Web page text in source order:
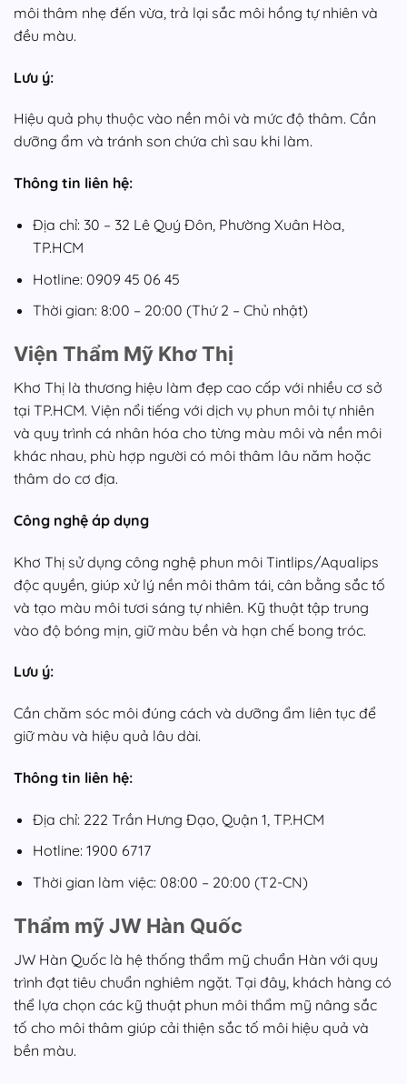
môi thâm nhẹ đến vừa, trả lại sắc môi hồng tự nhiên và
đều màu.
Lưu ý:
Hiệu quả phụ thuộc vào nền môi và mức độ thâm. Cần
dưỡng ẩm và tránh son chứa chì sau khi làm.
Thông tin liên hệ:
Địa chỉ: 30 – 32 Lê Quý Đôn, Phường Xuân Hòa,
TP.HCM
Hotline: 0909 45 06 45
Thời gian: 8:00 – 20:00 (Thứ 2 – Chủ nhật)
Viện Thẩm Mỹ Khơ Thị
Khơ Thị là thương hiệu làm đẹp cao cấp với nhiều cơ sở
tại TP.HCM. Viện nổi tiếng với dịch vụ phun môi tự nhiên
và quy trình cá nhân hóa cho từng màu môi và nền môi
khác nhau, phù hợp người có môi thâm lâu năm hoặc
thâm do cơ địa.
Công nghệ áp dụng
Khơ Thị sử dụng công nghệ phun môi Tintlips/Aqualips
độc quyền, giúp xử lý nền môi thâm tái, cân bằng sắc tố
và tạo màu môi tươi sáng tự nhiên. Kỹ thuật tập trung
vào độ bóng mịn, giữ màu bền và hạn chế bong tróc.
Lưu ý:
Cần chăm sóc môi đúng cách và dưỡng ẩm liên tục để
giữ màu và hiệu quả lâu dài.
Thông tin liên hệ:
Địa chỉ: 222 Trần Hưng Đạo, Quận 1, TP.HCM
Hotline: 1900 6717
Thời gian làm việc: 08:00 – 20:00 (T2-CN)
Thẩm mỹ JW Hàn Quốc
JW Hàn Quốc là hệ thống thẩm mỹ chuẩn Hàn với quy
trình đạt tiêu chuẩn nghiêm ngặt. Tại đây, khách hàng có
thể lựa chọn các kỹ thuật phun môi thẩm mỹ nâng sắc
tố cho môi thâm giúp cải thiện sắc tố môi hiệu quả và
bền màu.